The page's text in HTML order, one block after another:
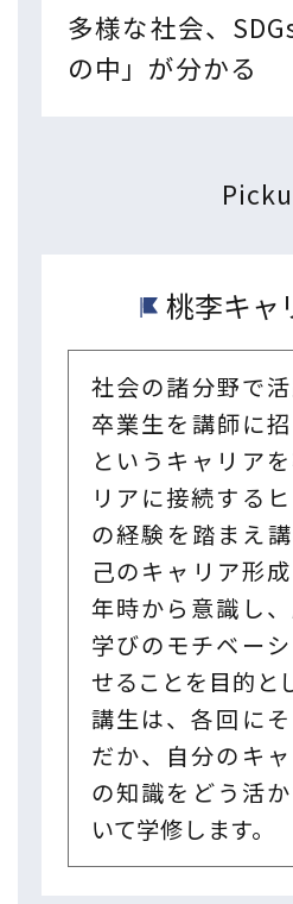
多様な社会、
の中」が分かる
桃李キャ
社会の諸分野で
卒業生を講師に
というキャリア
リアに接続する
の経験を踏まえ
己のキャリア形
年時から意識し
学びのモチベー
せることを目的と
講生は、各回に
だか、自分のキ
の知識をどう活
いて学修します。